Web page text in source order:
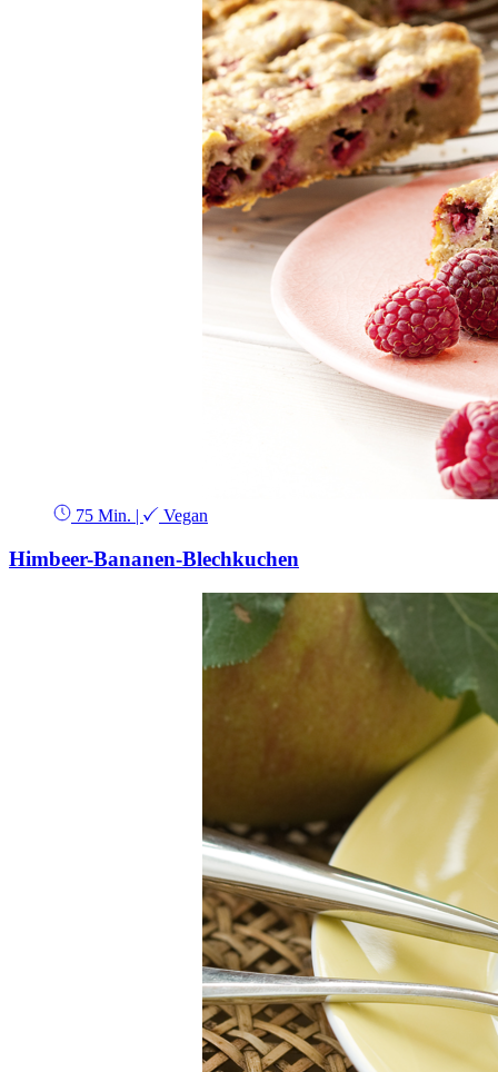
75 Min. | Vegan
Himbeer-Bananen-Blechkuchen